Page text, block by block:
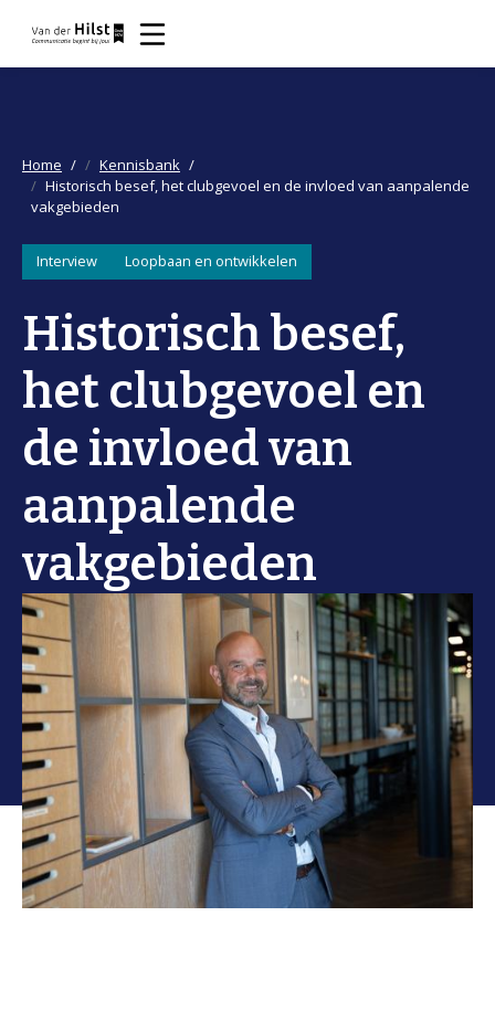
Home
Kennisbank
Historisch besef, het clubgevoel en de invloed van aanpalende
vakgebieden
Interview Loopbaan en ontwikkelen
Historisch besef,
het clubgevoel en
de invloed van
aanpalende
vakgebieden